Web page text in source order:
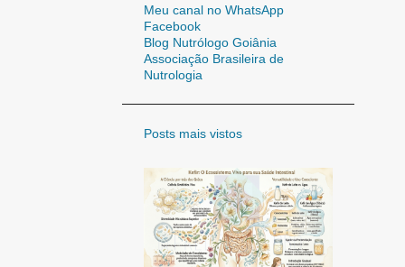
Meu canal no WhatsApp
Facebook
Blog Nutrólogo Goiânia
Associação Brasileira de
Nutrologia
Posts mais vistos